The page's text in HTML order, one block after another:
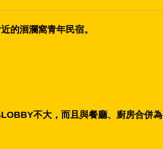
的洄瀾窩青年民宿。
LOBBY不大，而且與餐廳、廚房合併為